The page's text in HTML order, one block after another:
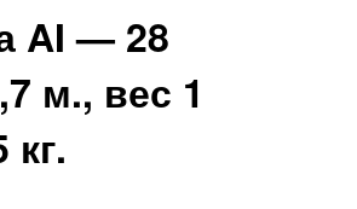
AI — 28
м., вес 1